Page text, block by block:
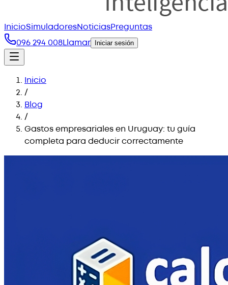
InicioSimuladoresNoticiasPreguntas
096 294 008Llamar Iniciar sesión
Inicio
/
Blog
/
Gastos empresariales en Uruguay: tu guía
completa para deducir correctamente